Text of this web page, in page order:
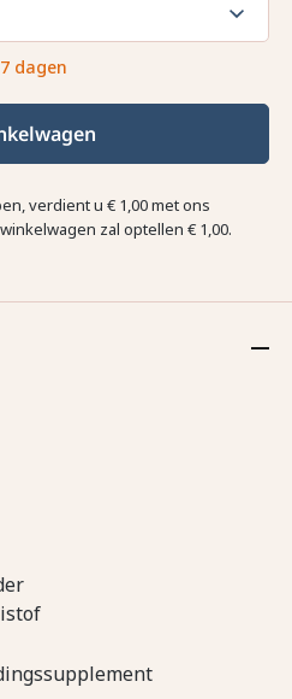
dagen
verdient u € 1,00met ons
zal optellen € 1,00.